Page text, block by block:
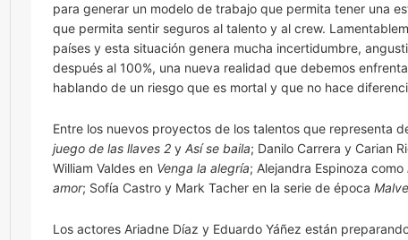
para generar un modelo de trabajo que permita tener una
que permita sentir seguros al talento y al crew.
países y esta situación genera mucha incertidumbre,
después al 100%, una nueva realidad que debemos
hablando de un riesgo que es mortal y que no hace
Entre los nuevos proyectos de los talentos que representa
juego de las llaves 2 y Así se baila; Danilo Carrera y Carian
William Valdes en Venga la alegría; Alejandra Espinoza como
amor; Sofía Castro y Mark Tacher en la serie de época
Los actores Ariadne Díaz y Eduardo Yáñez están